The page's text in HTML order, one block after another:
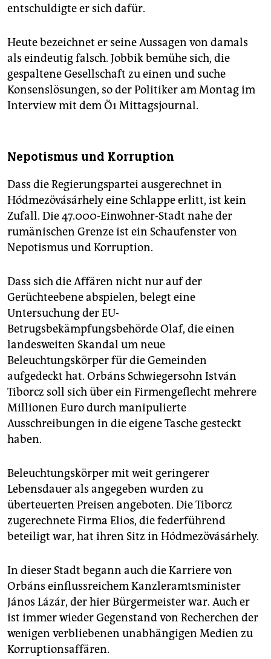
entschuldigte er sich dafür.
Heute bezeichnet er seine Aussagen von damals
als eindeutig falsch. Jobbik bemühe sich, die
gespaltene Gesellschaft zu einen und suche
Konsenslösungen, so der Politiker am Montag im
Interview mit dem Ö1 Mittagsjournal.
Nepotismus und Korruption
Dass die Regierungspartei ausgerechnet in
Hódmezövásárhely eine Schlappe erlitt, ist kein
Zufall. Die 47.000-Einwohner-Stadt nahe der
rumänischen Grenze ist ein Schaufenster von
Nepotismus und Korruption.
Dass sich die Affären nicht nur auf der
Gerüchteebene abspielen, belegt eine
Untersuchung der EU-
Betrugsbekämpfungsbehörde Olaf, die einen
landesweiten Skandal um neue
Beleuchtungskörper für die Gemeinden
aufgedeckt hat. Orbáns Schwiegersohn István
Tiborcz soll sich über ein Firmengeflecht mehrere
Millionen Euro durch manipulierte
Ausschreibungen in die eigene Tasche gesteckt
haben.
Beleuchtungskörper mit weit geringerer
Lebensdauer als angegeben wurden zu
überteuerten Preisen angeboten. Die Tiborcz
zugerechnete Firma Elios, die federführend
beteiligt war, hat ihren Sitz in Hódmezövásárhely.
In dieser Stadt begann auch die Karriere von
Orbáns einflussreichem Kanzleramtsminister
János Lázár, der hier Bürgermeister war. Auch er
ist immer wieder Gegenstand von Recherchen der
wenigen verbliebenen unabhängigen Medien zu
Korruptionsaffären.